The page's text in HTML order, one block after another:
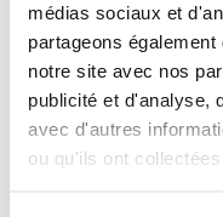
médias sociaux et
partageons
notre site avec nos
publicité et d'analyse,
avec d'autres
ou qu'ils ont
Toutes les fonctionnalités
de
Des fonctionnalités pour